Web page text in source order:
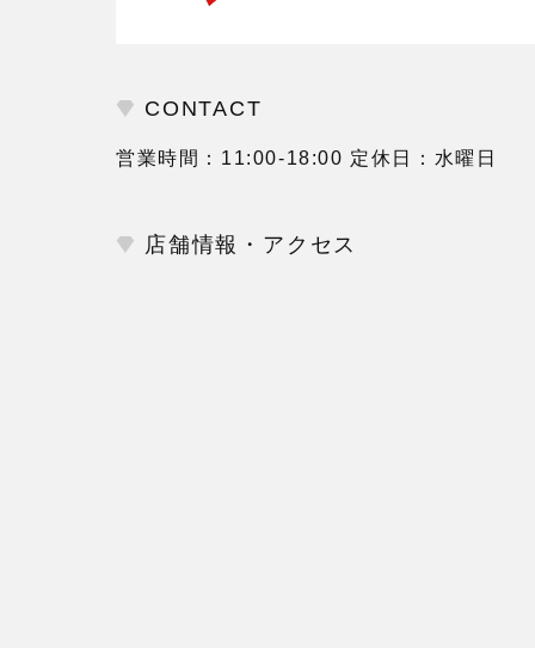
CONTACT
営業時間：11:00-18:00 定休日：水曜日
店舗情報・アクセス